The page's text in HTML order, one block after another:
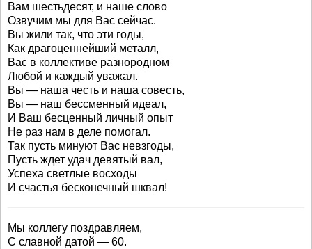
Вам шестьдесят, и наше слово
Озвучим мы для Вас сейчас.
Вы жили так, что эти годы,
Как драгоценнейший металл,
Вас в коллективе разнородном
Любой и каждый уважал.
Вы — наша честь и наша совесть,
Вы — наш бессменный идеал,
И Ваш бесценный личный опыт
Не раз нам в деле помогал.
Так пусть минуют Вас невзгоды,
Пусть ждет удач девятый вал,
Успеха светлые восходы
И счастья бесконечный шквал!
Мы коллегу поздравляем,
С славной датой — 60.